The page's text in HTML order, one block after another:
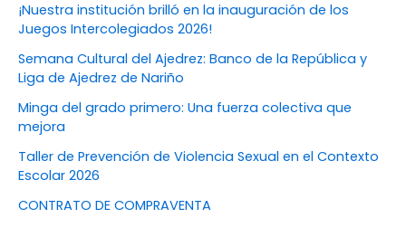
¡Nuestra institución brilló en la inauguración de los
Juegos Intercolegiados 2026!
Semana Cultural del Ajedrez: Banco de la República y
Liga de Ajedrez de Nariño
Minga del grado primero: Una fuerza colectiva que
mejora
Taller de Prevención de Violencia Sexual en el Contexto
Escolar 2026
CONTRATO DE COMPRAVENTA